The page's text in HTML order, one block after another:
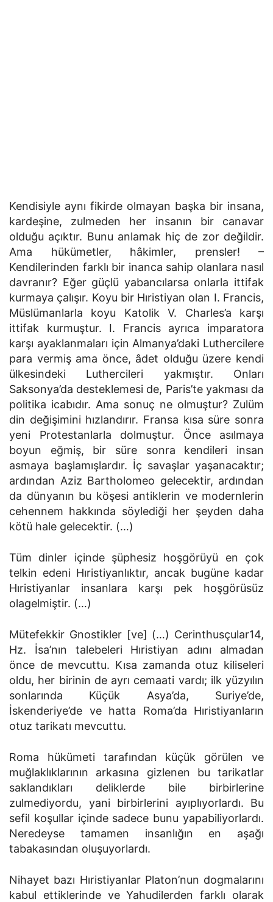
Kendisiyle aynı fikirde olmayan başka bir insana,
kardeşine, zulmeden her insanın bir canavar
olduğu açıktır. Bunu anlamak hiç de zor değildir.
Ama hükümetler, hâkimler, prensler! –
Kendilerinden farklı bir inanca sahip olanlara nasıl
davranır? Eğer güçlü yabancılarsa onlarla ittifak
kurmaya çalışır. Koyu bir Hıristiyan olan I. Francis,
Müslümanlarla koyu Katolik V. Charles’a karşı
ittifak kurmuştur. I. Francis ayrıca imparatora
karşı ayaklanmaları için Almanya’daki Luthercilere
para vermiş ama önce, âdet olduğu üzere kendi
ülkesindeki Luthercileri yakmıştır. Onları
Saksonya’da desteklemesi de, Paris’te yakması da
politika icabıdır. Ama sonuç ne olmuştur? Zulüm
din değişimini hızlandırır. Fransa kısa süre sonra
yeni Protestanlarla dolmuştur. Önce asılmaya
boyun eğmiş, bir süre sonra kendileri insan
asmaya başlamışlardır. İç savaşlar yaşanacaktır;
ardından Aziz Bartholomeo gelecektir, ardından
da dünyanın bu köşesi antiklerin ve modernlerin
cehennem hakkında söylediği her şeyden daha
kötü hale gelecektir. (…)
Tüm dinler içinde şüphesiz hoşgörüyü en çok
telkin edeni Hıristiyanlıktır, ancak bugüne kadar
Hıristiyanlar insanlara karşı pek hoşgörüsüz
olagelmiştir. (…)
Mütefekkir Gnostikler [ve] (…) Cerinthusçular14,
Hz. İsa’nın talebeleri Hıristiyan adını almadan
önce de mevcuttu. Kısa zamanda otuz kiliseleri
oldu, her birinin de ayrı cemaati vardı; ilk yüzyılın
sonlarında Küçük Asya’da, Suriye’de,
İskenderiye’de ve hatta Roma’da Hıristiyanların
otuz tarikatı mevcuttu.
Roma hükümeti tarafından küçük görülen ve
muğlaklıklarının arkasına gizlenen bu tarikatlar
saklandıkları deliklerde bile birbirlerine
zulmediyordu, yani birbirlerini ayıplıyorlardı. Bu
sefil koşullar içinde sadece bunu yapabiliyorlardı.
Neredeyse tamamen insanlığın en aşağı
tabakasından oluşuyorlardı.
Nihayet bazı Hıristiyanlar Platon’nun dogmalarını
kabul ettiklerinde ve Yahudilerden farklı olarak